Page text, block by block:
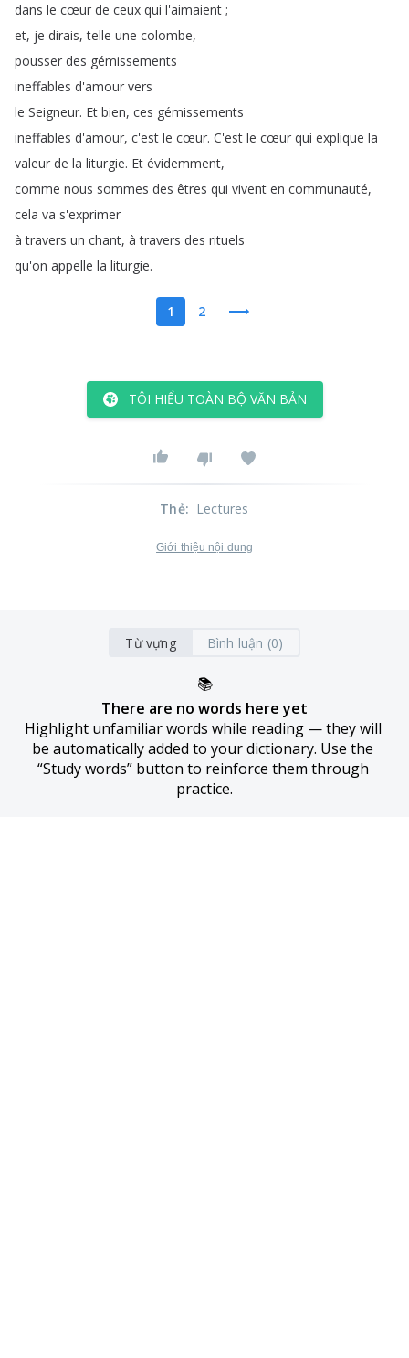
dans le cœur de ceux qui l'aimaient ;
et, je dirais,telle une colombe,
pousser des gémissements
ineffables d'amour vers
le Seigneur. Et bien, ces gémissements
ineffables d'amour, c'est le cœur. C'est le cœur qui explique la
valeur de la liturgie. Et évidemment,
comme nous sommes des êtres qui vivent en communauté,
cela va s'exprimer
à travers un chant, à travers des rituels
qu'on appelle la liturgie.
1 2
TÔI HIỂU TOÀN BỘ VĂN BẢN
Thẻ: Lectures
Giới thiệu nội dung
Từ vựng Bình luận (0)
📚
There are no words here yet
Highlight unfamiliar words while reading — they will
be automatically added to your dictionary. Use the
“Study words” button to reinforce them through
practice.